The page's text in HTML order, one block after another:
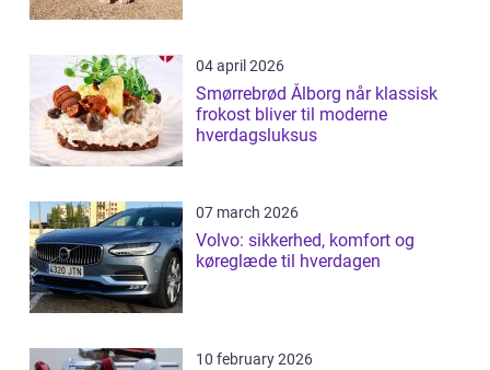
04 april 2026
Smørrebrød Ålborg når klassisk
frokost bliver til moderne
hverdagsluksus
07 march 2026
Volvo: sikkerhed, komfort og
køreglæde til hverdagen
10 february 2026